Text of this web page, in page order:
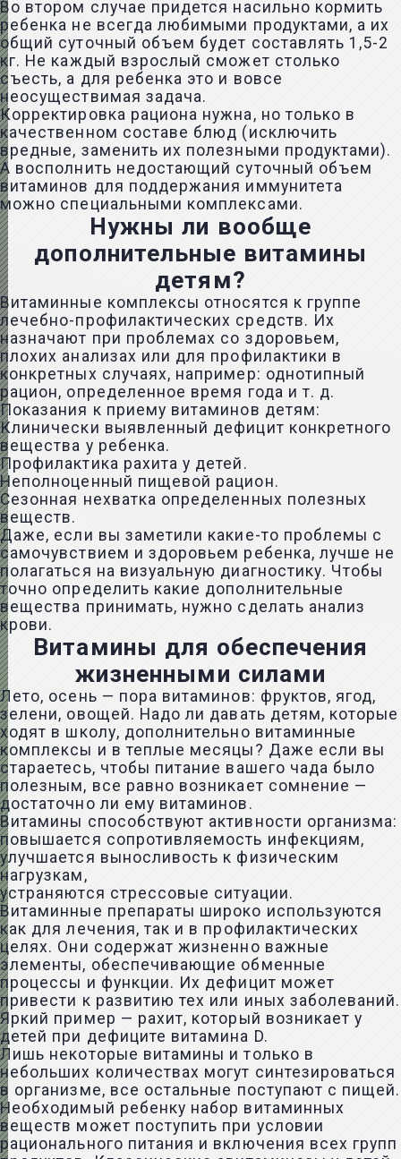
Во втором случае придется насильно кормить
ребенка не всегда любимыми продуктами, а их
общий суточный объем будет составлять 1,5-2
кг. Не каждый взрослый сможет столько
съесть, а для ребенка это и вовсе
неосуществимая задача.
Корректировка рациона нужна, но только в
качественном составе блюд (исключить
вредные, заменить их полезными продуктами).
А восполнить недостающий суточный объем
витаминов для поддержания иммунитета
можно специальными комплексами.
Нужны ли вообще
дополнительные витамины
детям?
Витаминные комплексы относятся к группе
лечебно-профилактических средств. Их
назначают при проблемах со здоровьем,
плохих анализах или для профилактики в
конкретных случаях, например: однотипный
рацион, определенное время года и т. д.
Показания к приему витаминов детям:
Клинически выявленный дефицит конкретного
вещества у ребенка.
Профилактика рахита у детей.
Неполноценный пищевой рацион.
Сезонная нехватка определенных полезных
веществ.
Даже, если вы заметили какие-то проблемы с
самочувствием и здоровьем ребенка, лучше не
полагаться на визуальную диагностику. Чтобы
точно определить какие дополнительные
вещества принимать, нужно сделать анализ
крови.
Витамины для обеспечения
жизненными силами
Лето, осень — пора витаминов: фруктов, ягод,
зелени, овощей. Надо ли давать детям, которые
ходят в школу, дополнительно витаминные
комплексы и в теплые месяцы? Даже если вы
стараетесь, чтобы питание вашего чада было
полезным, все равно возникает сомнение —
достаточно ли ему витаминов.
Витамины способствуют активности организма:
повышается сопротивляемость инфекциям,
улучшается выносливость к физическим
нагрузкам,
устраняются стрессовые ситуации.
Витаминные препараты широко используются
как для лечения, так и в профилактических
целях. Они содержат жизненно важные
элементы, обеспечивающие обменные
процессы и функции. Их дефицит может
привести к развитию тех или иных заболеваний.
Яркий пример — рахит, который возникает у
детей при дефиците витамина D.
Лишь некоторые витамины и только в
небольших количествах могут синтезироваться
в организме, все остальные поступают с пищей.
Необходимый ребенку набор витаминных
веществ может поступить при условии
рационального питания и включения всех групп